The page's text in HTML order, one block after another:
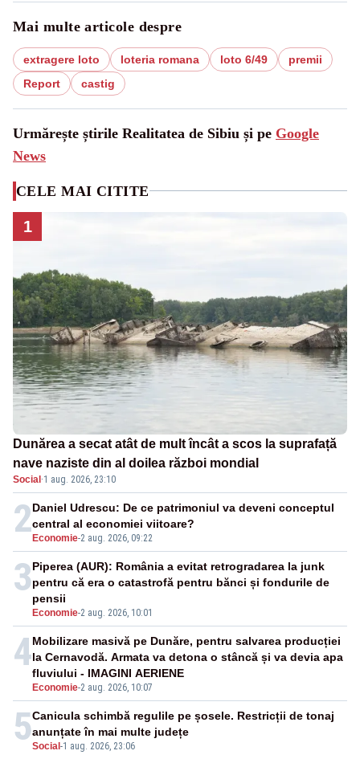
Mai multe articole despre
extragere loto loteria romana loto 6/49
premii
Report
castig
Urmărește știrile Realitatea de Sibiu și pe Google
News
CELE MAI CITITE
1
Dunărea a secat atât de mult încât a scos la suprafață
nave naziste din al doilea război mondial
Social ·1 aug. 2026, 23:10
2 Economie-2 aug. 2026, 09:22
Daniel Udrescu: De ce patrimoniul va deveni conceptul
central al economiei viitoare?
3
Economie-2 aug. 2026, 10:01
Piperea (AUR): România a evitat retrogradarea la junk
pentru că era o catastrofă pentru bănci și fondurile de
pensii
4
Economie-2 aug. 2026, 10:07
Mobilizare masivă pe Dunăre, pentru salvarea producției
la Cernavodă. Armata va detona o stâncă și va devia apa
fluviului - IMAGINI AERIENE
5Social -1 aug. 2026, 23:06
Canicula schimbă regulile pe șosele. Restricții de tonaj
anunțate în mai multe județe